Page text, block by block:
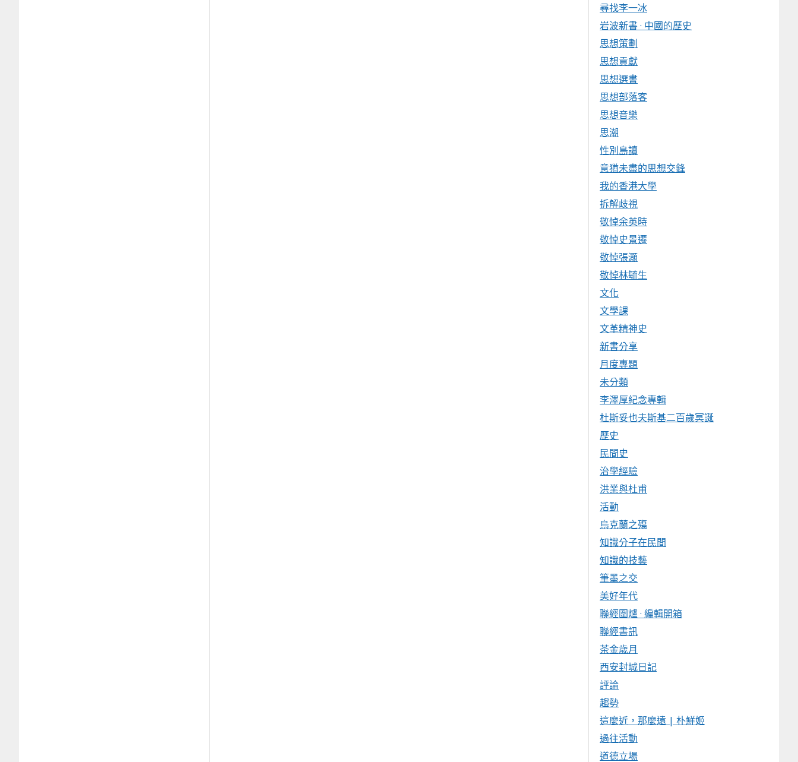
尋找李一冰
岩波新書 · 中國的歷史
思想策劃
思想貢獻
思想選書
思想部落客
思想音樂
思潮
性別島讀
意猶未盡的思想交鋒
我的香港大學
拆解歧視
敬悼余英時
敬悼史景遷
敬悼張灝
敬悼林毓生
文化
文學課
文革精神史
新書分享
月度專題
未分類
李澤厚紀念專輯
杜斯妥也夫斯基二百歲冥誕
歷史
民間史
治學經驗
洪業與杜甫
活動
烏克蘭之殤
知識分子在民間
知識的技藝
筆墨之交
美好年代
聯經圍爐 · 編輯開箱
聯經書訊
茶金歲月
西安封城日記
評論
趨勢
這麼近，那麼遠 | 朴鮮姬
過往活動
道德立場